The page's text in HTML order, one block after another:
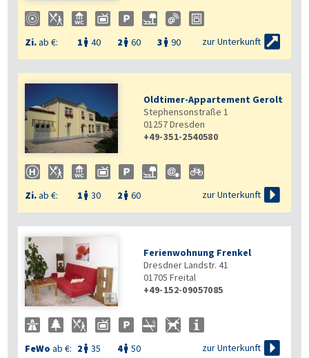
Zi.ab €: 1  40 2  60 3  90 zur Unterkunft 
Oldtimer-Appartement Gerolt
Stephensonstraße 1
01257Dresden
+49-351-2540580
Zi.ab €: 1  30 2  60 zur Unterkunft 

Ferienwohnung Frenkel
Dresdner Landstr. 41
01705 Freital
+49-152-09057085
FeWo ab €: 2  35 4 50 zur Unterkunft 